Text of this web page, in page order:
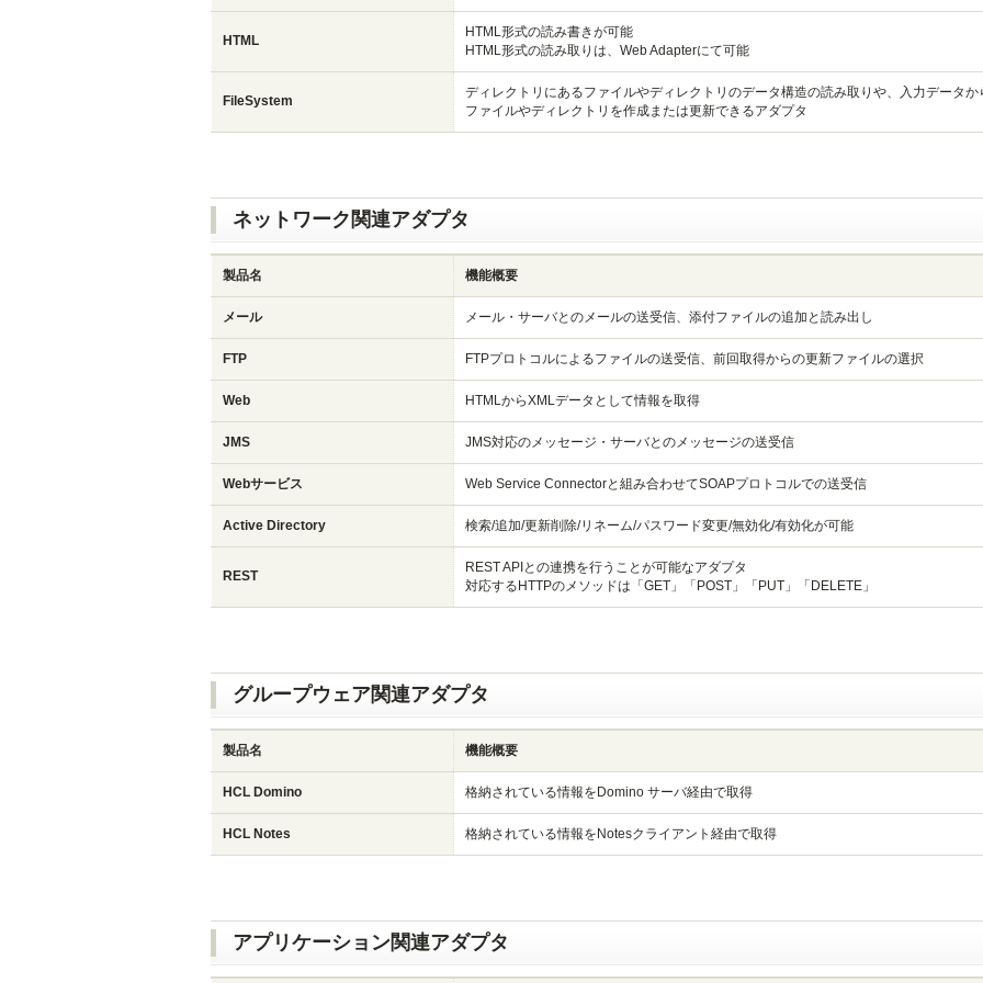
HTML
HTML形式の読み書きが可能
HTML形式の読み取りは、Web Adapterにて可能
FileSystem
ディレクトリにあるファイルやディレクトリのデータ構造の読み取りや、入力データか
ファイルやディレクトリを作成または更新できるアダプタ
ネットワーク関連アダプタ
製品名 機能概要
メール メール・サーバとのメールの送受信、添付ファイルの追加と読み出し
FTP FTPプロトコルによるファイルの送受信、前回取得からの更新ファイルの選択
Web HTMLからXMLデータとして情報を取得
JMS JMS対応のメッセージ・サーバとのメッセージの送受信
Webサービス Web Service Connectorと組み合わせてSOAPプロトコルでの送受信
Active Directory 検索/追加/更新削除/リネーム/パスワード変更/無効化/有効化が可能
REST
REST APIとの連携を行うことが可能なアダプタ
対応するHTTPのメソッドは「GET」「POST」「PUT」「DELETE」
グループウェア関連アダプタ
製品名 機能概要
HCL Domino 格納されている情報をDomino サーバ経由で取得
HCL Notes 格納されている情報をNotesクライアント経由で取得
アプリケーション関連アダプタ